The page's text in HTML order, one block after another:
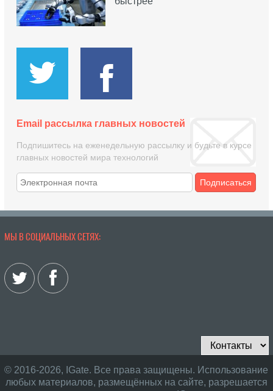
Email рассылка главных новостей
Подпишитесь на еженедельную рассылку и будьте в курсе
главных новостей мира технологий
Подписаться
МЫ В СОЦИАЛЬНЫХ СЕТЯХ:
© 2016-2026, IGate. Все права защищены. Использование
любых материалов, размещённых на сайте, разрешается